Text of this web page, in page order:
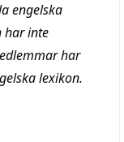
engelska
har inte
har
lexikon.